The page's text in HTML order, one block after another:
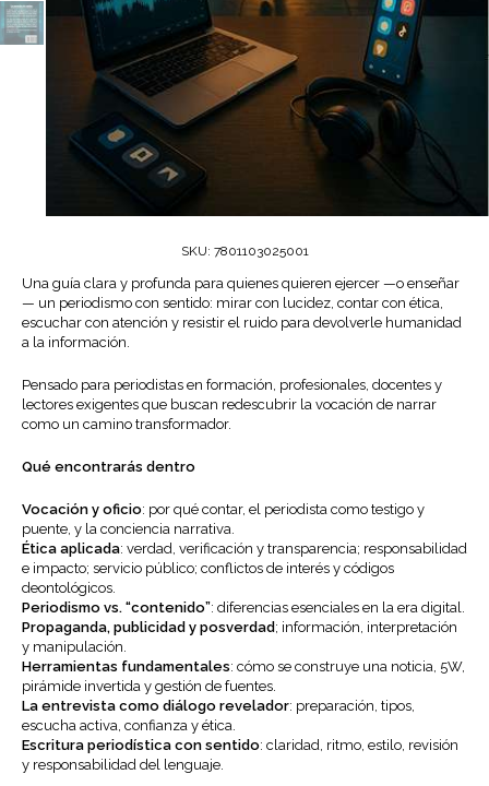
SKU: 7801103025001
Una guía clara y profunda para quienes quieren ejercer —o enseñar
— un periodismo con sentido: mirar con lucidez, contar con ética,
escuchar con atención y resistir el ruido para devolverle humanidad
a la información.
Pensado para periodistas en formación, profesionales, docentes y
lectores exigentes que buscan redescubrir la vocación de narrar
como un camino transformador.
Qué encontrarás dentro
Vocación y oficio: por qué contar, el periodista como testigo y
puente, y la conciencia narrativa.
Ética aplicada: verdad, verificación y transparencia; responsabilidad
e impacto; servicio público; conflictos de interés y códigos
deontológicos.
Periodismo vs. “contenido”: diferencias esenciales en la era digital.
Propaganda, publicidad y posverdad ; información, interpretación
y manipulación.
Herramientas fundamentales: cómo se construye una noticia, 5W,
pirámide invertida y gestión de fuentes.
La entrevista como diálogo revelador: preparación, tipos,
escucha activa, confianza y ética.
Escritura periodística con sentido: claridad, ritmo, estilo, revisión
y responsabilidad del lenguaje.